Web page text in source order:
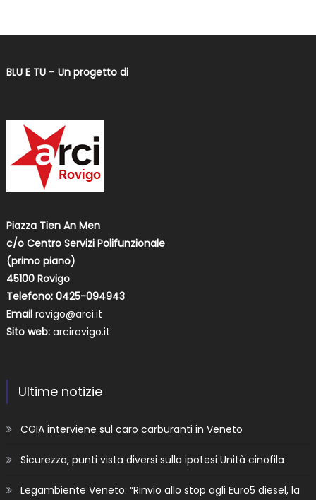
BLU E TU– Un progetto di
Piazza Tien An Men
c/o Centro Servizi Polifunzionale
(primo piano)
45100 Rovigo
Telefono: 0425-094943
Email rovigo@arci.it
Sito web: arcirovigo.it
Ultime notizie
CGIA interviene sul caro carburanti in Veneto
Sicurezza, punti vista diversi sulla ipotesi Unità cinofila
Legambiente Veneto: “Rinvio allo stop agli Euro5 diesel, la